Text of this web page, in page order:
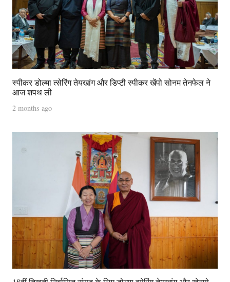
स्पीकर डोल्मा त्सेरिंग तेयखांग और डिप्टी स्पीकर खेंपो सोनम तेनफेल ने
आज शपथ ली
2 months ago